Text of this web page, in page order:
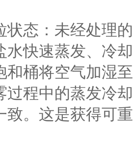
状态：未经处理
水快速蒸发、冷
和桶将空气加湿
过程中的蒸发冷
致。这是获得可